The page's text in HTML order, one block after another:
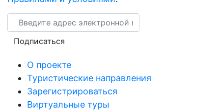
Email
Подписаться
О проекте
Туристические направления
Зарегистрироваться
Виртуальные туры